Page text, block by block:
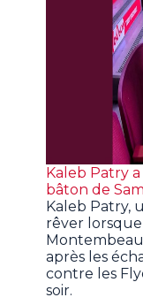
Kaleb Patry
bâton de
Kaleb Patry,
rêver lorsque
après les
contre les
soir.